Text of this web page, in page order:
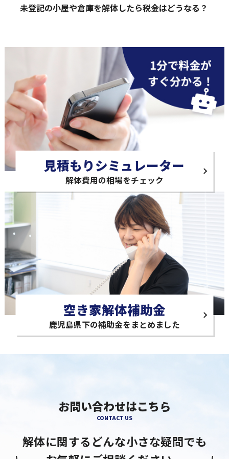
未登記の小屋や倉庫を解体したら税金はどうなる？
見積もりシミュレーター
解体費用の相場をチェック
空き家解体補助金
鹿児島県下の補助金をまとめました
お問い合わせはこちら
CONTACT US
解体に関するどんな小さな疑問でも